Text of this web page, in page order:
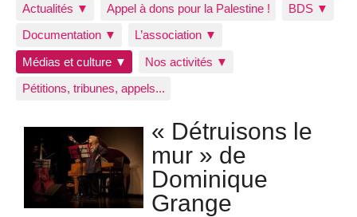
Actualités ▼ Appel à dons pour la Palestine !
BDS ▼
Documentation ▼
L’association ▼
Médias et culture ▼
Nos activités ▼
Pétitions, tribunes, appels...
« Détruisons le
mur » de
Dominique
Grange